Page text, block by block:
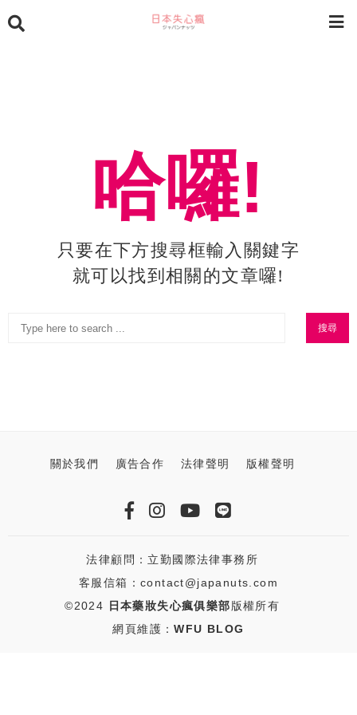
哈囉!
只要在下方搜尋框輸入關鍵字
就可以找到相關的文章囉!
關於我們 廣告合作 法律聲明 版權聲明
法律顧問：立勤國際法律事務所
客服信箱：contact@japanuts.com
©2024
日本藥妝失心瘋俱樂部版權所有
網頁維護：WFU BLOG